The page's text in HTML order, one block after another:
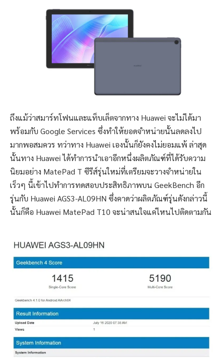
ถึงแม้ว่าสมาร์ทโฟนและแท็บเล็ตจากทาง Huawei จะไม่ได้มา
พร้อมกับ Google Services ซึ่งทำให้ยอดจำหน่ายนั้นลดลงไป
มากพอสมควร ทว่าทาง Huawei เองนั้นก็ยังคงไม่ยอมแพ้ ล่าสุด
นั้นทาง Huawei ได้ทำการนำเอาอีกหนึ่งผลิตภัณฑ์ที่ได้รับความ
นิยมอย่าง MatePad T ซีรีส์รุ่นใหม่ที่เตรียมจะวางจำหน่ายใน
เร็วๆ นี้เข้าไปทำการทดสอบประสิทธิภาพบน GeekBench อีก
รุ่นกับ Huawei AGS3-AL09HN ซึ่งคาดว่าผลิตภัณฑ์รุ่นดังกล่าวนี้
นั้นก็คือ Huawei MatePad T10 จะน่าสนใจแค่ไหนไปติดตามกัน